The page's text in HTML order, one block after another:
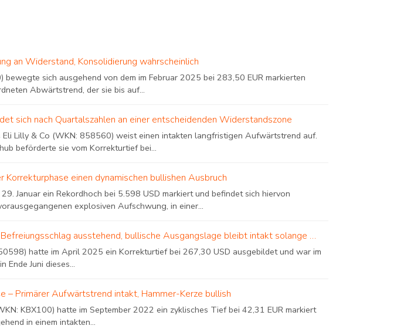
an Widerstand, Konsolidierung wahrscheinlich
sich ausgehend von dem im Februar 2025 bei 283,50 EUR markierten
Abwärtstrend, der sie bis auf...
sich nach Quartalszahlen an einer entscheidenden Widerstandszone
Eli Lilly & Co (WKN: 858560) weist einen intakten langfristigen Aufwärtstrend auf.
beförderte sie vom Korrekturtief bei...
Korrekturphase einen dynamischen bullishen Ausbruch
Januar ein Rekordhoch bei 5.598 USD markiert und befindet sich hiervon
explosiven Aufschwung, in einer...
ausstehend, bullische Ausgangslage bleibt intakt solange …
hatte im April 2025 ein Korrekturtief bei 267,30 USD ausgebildet und war im
Ende Juni dieses...
– Primärer Aufwärtstrend intakt, Hammer-Kerze bullish
KBX100) hatte im September 2022 ein zyklisches Tief bei 42,31 EUR markiert
in einem intakten...